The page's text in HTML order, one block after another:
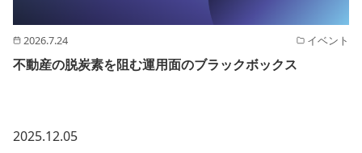
2026.7.24 イベント
不動産の脱炭素を阻む運用面のブラックボックス
2025.12.05